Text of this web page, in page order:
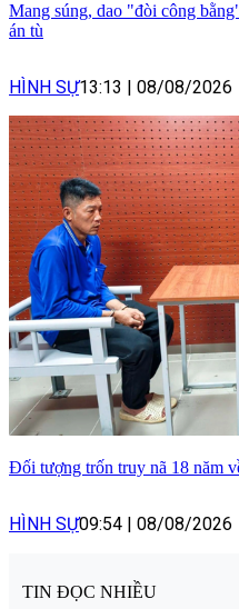
Mang súng, dao "đòi công
án tù
HÌNH SỰ13:13 08/08/2026
Đối tượng trốn truy nã 18 năm
HÌNH SỰ09:54 08/08/2026
TIN ĐỌC NHIỀU